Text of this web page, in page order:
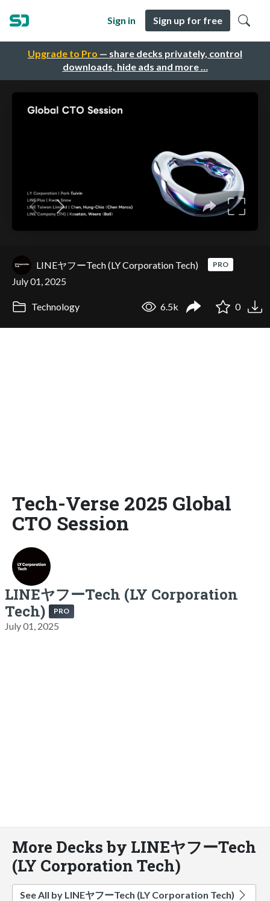
Upgrade to Pro — share decks privately, control
downloads, hide ads and more …
Sign in Sign up for free
LINEヤフーTech (LY Corporation Tech) PRO
July 01, 2025
Technology 6.5k 0
Tech-Verse 2025 Global
CTO Session
LINEヤフーTech (LY Corporation
Tech)
PRO
July 01, 2025
More Decks by LINEヤフーTech
(LY Corporation Tech)
See All by LINEヤフーTech (LY Corporation Tech)